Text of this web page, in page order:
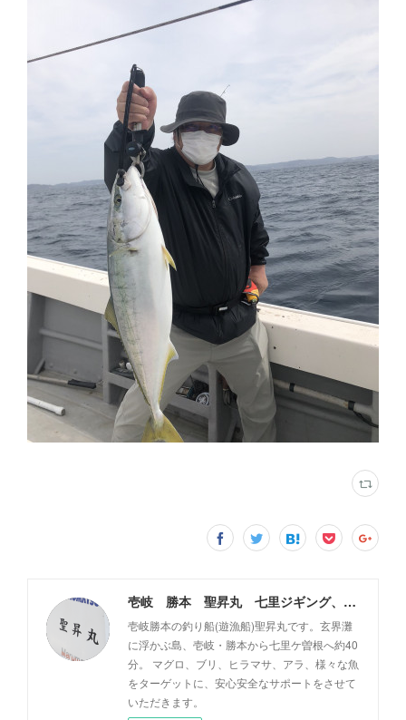
壱岐 勝本 聖昇丸 七里ジギング、タイラバ
壱岐勝本の釣り船(遊漁船)聖昇丸です。玄界灘
に浮かぶ島、壱岐・勝本から七里ケ曽根へ約40
分。 マグロ、ブリ、ヒラマサ、アラ、様々な魚
をターゲットに、安心安全なサポートをさせて
いただきます。